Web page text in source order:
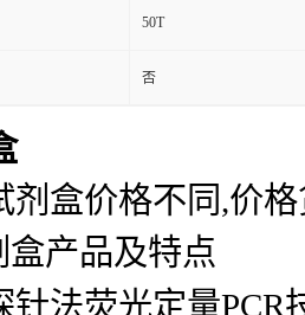
50T
否
剂盒价格不同,价
盒产品及特点
针法荧光定量